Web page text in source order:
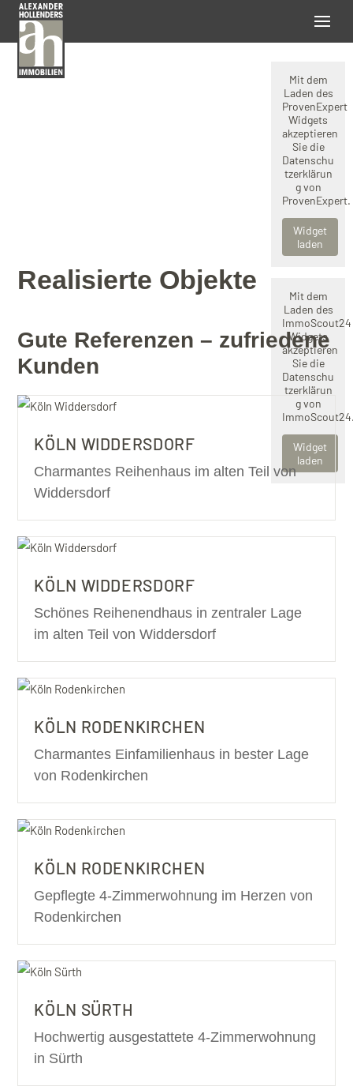
Mit dem
Laden des
ProvenExpert
Widgets
akzeptieren
Sie die
Datenschu
tzerklärun
gvon
ProvenExpert.
Widget
laden
Mit dem
Laden des
ImmoScout24
Widgets
akzeptieren
Sie die
Datenschu
tzerklärun
gvon
Widget
laden
Realisierte Objekte
Gute Referenzen – zufriedene
Kunden
KÖLN WIDDERSDORF
Charmantes Reihenhaus im alten Teil von
Widdersdorf
KÖLN WIDDERSDORF
Schönes Reihenendhaus in zentraler Lage
im alten Teil von Widdersdorf
KÖLN RODENKIRCHEN
Charmantes Einfamilienhaus in bester Lage
von Rodenkirchen
KÖLN RODENKIRCHEN
Gepflegte 4-Zimmerwohnung im Herzen von
Rodenkirchen
KÖLN SÜRTH
Hochwertig ausgestattete 4-Zimmerwohnung
in Sürth